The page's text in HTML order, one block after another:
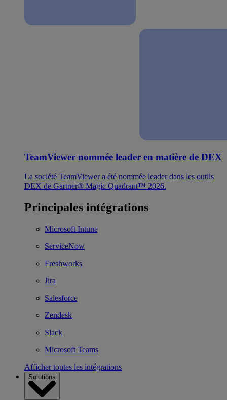
TeamViewer nommée leader en matière de DEX
La société TeamViewer a été nommée leader dans les outils
DEX de Gartner® Magic Quadrant™ 2026.
Principales intégrations
Microsoft Intune
ServiceNow
Freshworks
Jira
Salesforce
Zendesk
Slack
Microsoft Teams
Afficher toutes les intégrations
Solutions